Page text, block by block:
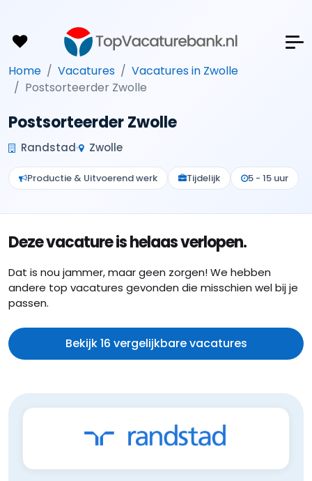
Home Vacatures
Vacatures in Zwolle
Postsorteerder Zwolle
Postsorteerder Zwolle
Randstad Zwolle
Productie & Uitvoerend werk Tijdelijk 5 - 15 uur
Deze vacature is helaas verlopen.
Dat is nou jammer, maar geen zorgen! We hebben
andere top vacatures gevonden die misschien wel bij je
passen.
Bekijk 16 vergelijkbare vacatures